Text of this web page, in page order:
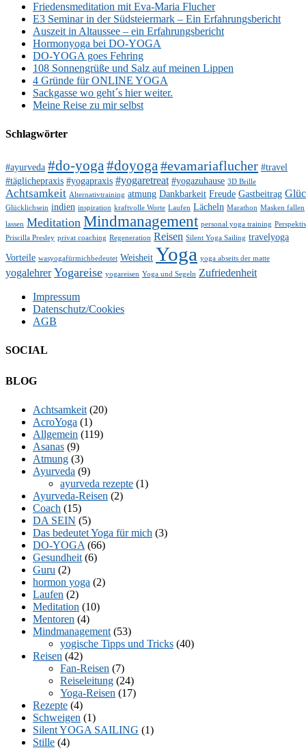
Friedensmeditation mit Eva-Maria Flucher
E3 Seminar in der Südsteiermark – Ein Erfahrungsbericht
Auszeit in Altaussee – ein Erfahrungsbericht
Hormonyoga bei DO-YOGA
DO-YOGA goes Fehring
108 Sonnengrüße und Salz auf meinen Lippen
4 Gründe für ONLINE YOGA
Sackgasse wo geht´s hier weiter.
Meine Reise zu mir selbst
Schlagwörter
#ayurveda #do-yoga #doyoga #evamariaflucher #travel
#täglichepraxis #yogapraxis #yogaretreat #yogazuhause 3D Brille
Achtsamkeit Alternativtraining atmung Dankbarkeit Freude Gastbeitrag
Glücklichsein indien inspiration kraftvolle Worte Laufen Lächeln Marathon Masken fallen
lassen Meditation Mindmanagement personal yoga training
Priscilla Presley privat coaching Regeneration Reisen Silent Yoga Sailing travelyoga
Vorteile wasyogafürmichbedeutet Weisheit Yoga yoga abseits der matte
yogalehrer Yogareise yogareisen Yoga und Segeln Zufriedenheit
Impressum
Datenschutz/Cookies
AGB
SOCIAL
Facebook
Twitter
E-
LinkedIn
YouTube
Instagram
BLOG
Achtsamkeit(20)
AcroYoga (1)
Allgemein (119)
Asanas (9)
Atmung (3)
Ayurveda (9)
ayurveda rezepte (1)
Ayurveda-Reisen (2)
Coach (15)
DA SEIN (5)
Das bedeutet Yoga für mich (3)
DO-YOGA(66)
Gesundheit(6)
Guru (2)
hormon yoga (2)
Laufen (2)
Meditation (10)
Mentoren (4)
Mindmanagement(53)
yogische Tipps und Tricks (40)
Reisen (42)
Fan-Reisen (7)
Reiseleitung (24)
Yoga-Reisen (17)
Rezepte (4)
Schweigen (1)
Silent YOGA SAILING (1)
Stille (4)